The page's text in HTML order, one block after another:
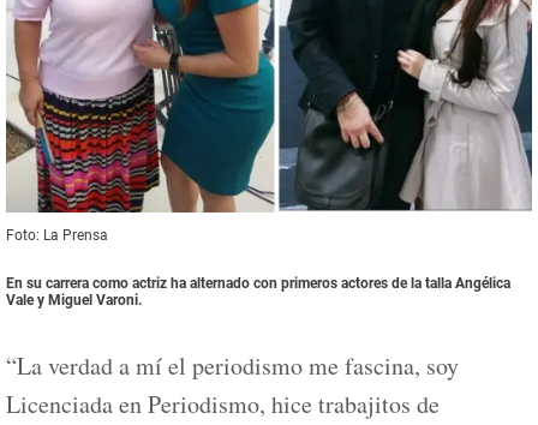
Foto: La Prensa
En su carrera como actriz ha alternado con primeros actores de la talla Angélica
Vale y Miguel Varoni.
“La verdad a mí el periodismo me fascina, soy
Licenciada en Periodismo, hice trabajitos de